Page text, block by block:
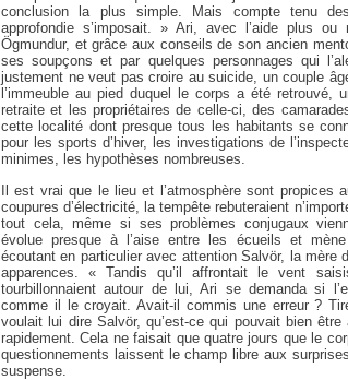
conclusion la plus simple. Mais compte tenu
approfondie s’imposait. » Ari, avec l’aide plus
Ögmundur, et grâce aux conseils de son ancien
ses soupçons et par quelques personnages qui
justement ne veut pas croire au suicide, un couple
l’immeuble au pied duquel le corps a été retrouvé,
retraite et les propriétaires de celle-ci, des
cette localité dont presque tous les habitants se
pour les sports d’hiver, les investigations de
minimes, les hypothèses nombreuses.
Il est vrai que le lieu et l’atmosphère sont
coupures d’électricité, la tempête rebuteraient
tout cela, même si ses problèmes conjugaux
évolue presque à l’aise entre les écueils et
écoutant en particulier avec attention Salvör, la mère
apparences. « Tandis qu’il affrontait le vent
tourbillonnaient autour de lui, Ari se demanda si
comme il le croyait. Avait-il commis une erreur ?
voulait lui dire Salvör, qu’est-ce qui pouvait bien
rapidement. Cela ne faisait que quatre jours que le
questionnements laissent le champ libre aux
suspense.